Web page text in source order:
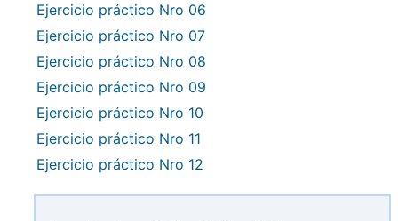
Ejercicio práctico Nro 06
Ejercicio práctico Nro 07
Ejercicio práctico Nro 08
Ejercicio práctico Nro 09
Ejercicio práctico Nro 10
Ejercicio práctico Nro 11
Ejercicio práctico Nro 12